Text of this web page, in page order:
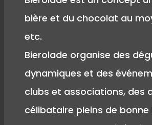
bière et du chocolat au
etc.
Bierolade organise des
dynamiques et des
clubs et associations, des
célibataire pleins de bonne